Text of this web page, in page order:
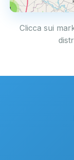
4
Clicca sui